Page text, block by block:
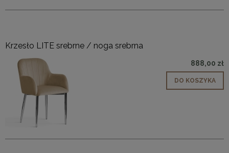
Krzesło LITE srebrne / noga srebrna
888,00 zł
DO KOSZYKA